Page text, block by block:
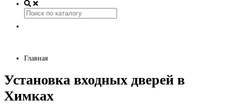
Главная
Установка входных дверей в
Химках